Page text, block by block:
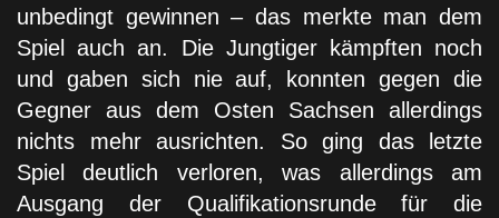
unbedingt gewinnen – das merkte man dem
Spiel auch an. Die Jungtiger kämpften noch
und gaben sich nie auf, konnten gegen die
Gegner aus dem Osten Sachsen allerdings
nichts mehr ausrichten. So ging das letzte
Spiel deutlich verloren, was allerdings am
Ausgang der Qualifikationsrunde für die